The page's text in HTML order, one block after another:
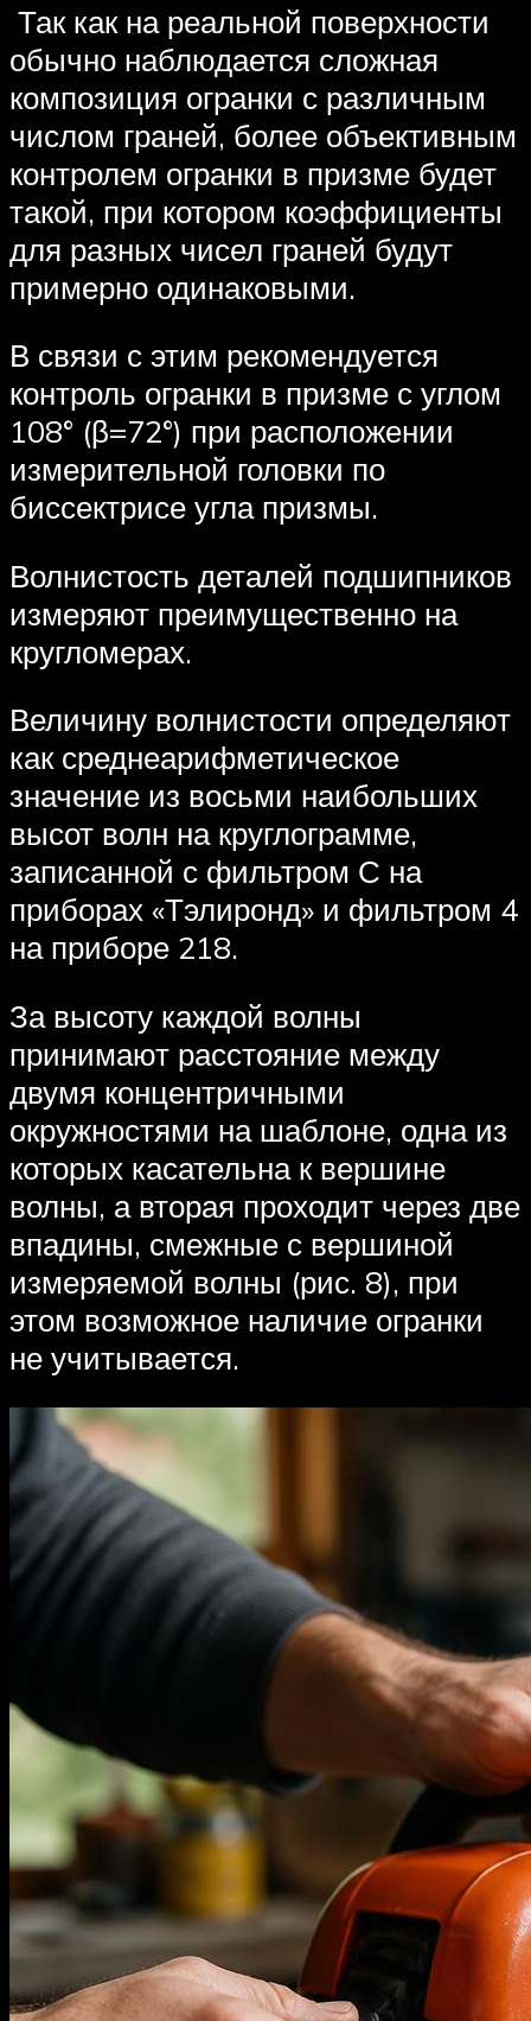
Так как на реальной поверхности
обычно наблюдается сложная
композиция огранки с различным
числом граней, более объективным
контролем огранки в призме будет
такой, при котором коэффициенты
для разных чисел граней будут
примерно одинаковыми.
В связи с этим рекомендуется
контроль огранки в призме с углом
108° (β=72°) при расположении
измерительной головки по
биссектрисе угла призмы.
Волнистость деталей подшипников
измеряют преимущественно на
кругломерах.
Величину волнистости определяют
как среднеарифметическое
значение из восьми наибольших
высот волн на круглограмме,
записанной с фильтром С на
приборах «Тэлиронд» и фильтром 4
на приборе 218.
За высоту каждой волны
принимают расстояние между
двумя концентричными
окружностями на шаблоне, одна из
которых касательна к вершине
волны, а вторая проходит через две
впадины, смежные с вершиной
измеряемой волны (рис. 8), при
этом возможное наличие огранки
не учитывается.